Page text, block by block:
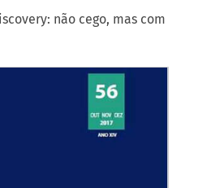
não cego, mas com